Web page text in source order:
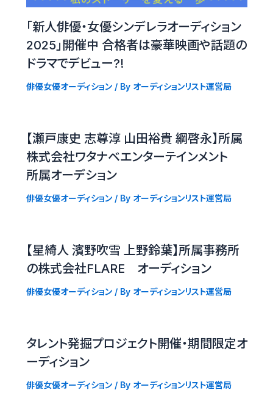
「新人俳優・女優シンデレラオーディション
2025」開催中 合格者は豪華映画や話題の
ドラマでデビュー?!
俳優女優オーディション/ By オーディションリスト運営局
【瀬戸康史 志尊淳 山田裕貴 綱啓永】所属
株式会社ワタナベエンターテインメント
所属オーデション
俳優女優オーディション/ By オーディションリスト運営局
【星綺人 濱野吹雪 上野鈴葉】所属事務所
の株式会社FLARE オーディション
俳優女優オーディション/ By オーディションリスト運営局
タレント発掘プロジェクト開催・期間限定オ
ーディション
俳優女優オーディション/ By オーディションリスト運営局